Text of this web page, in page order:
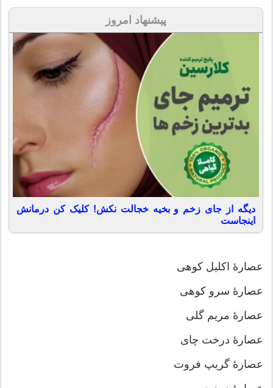
پیشنهاد امروز
دیگه از جای زخم و بخیه خجالت نکش! کلیک کن درمانش
اینجاست
عصارۀ اکلیل کوهی
عصارۀ سرو کوهی
عصارۀ مریم گلی
عصارۀ درخت چای
عصارۀ گریپ فروت